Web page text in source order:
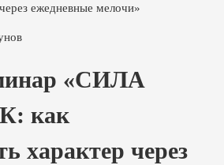
ежедневные мелочи»
«СИЛА
как
характер через